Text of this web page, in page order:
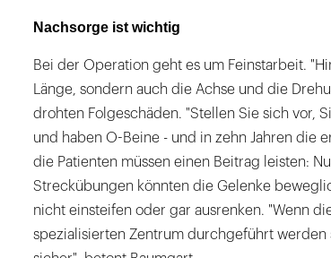
Nachsorge ist wichtig
Bei der Operation geht es um Feinstarbeit.
Länge, sondern auch die Achse und die
drohten Folgeschäden. "Stellen Sie sich vor,
und haben O-Beine - und in zehn Jahren die
die Patienten müssen einen Beitrag leisten:
Streckübungen könnten die Gelenke
nicht einsteifen oder gar ausrenken. "Wenn
spezialisierten Zentrum durchgeführt werden